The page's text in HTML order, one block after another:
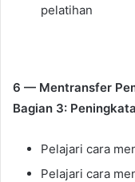
pelatihan
6 — Mentransfer
Bagian 3:
Pelajari cara
Pelajari cara